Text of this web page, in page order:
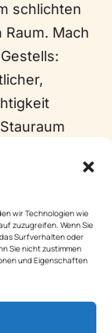
wir Technologien wie
zuzugreifen. Wenn Sie
Surfverhalten oder
Sie nicht zustimmen
und Eigenschaften
schlichten
Mach
zum
Nächte.